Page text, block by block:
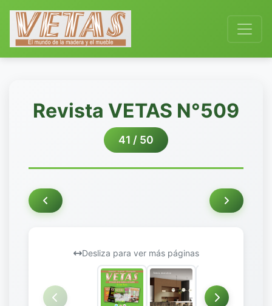
Revista VETAS N°509
41 / 50
Desliza para ver más páginas